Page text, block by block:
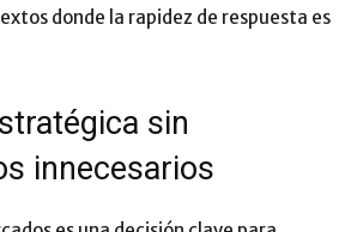
donde la rapidez de respuesta es
sin
innecesarios